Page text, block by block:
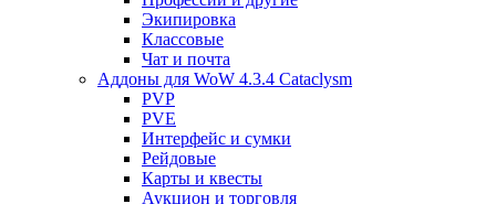
Экипировка
Классовые
Чат и почта
Аддоны для WoW 4.3.4 Cataclysm
PVP
PVE
Интерфейс и сумки
Рейдовые
Карты и квесты
Аукцион и торговля